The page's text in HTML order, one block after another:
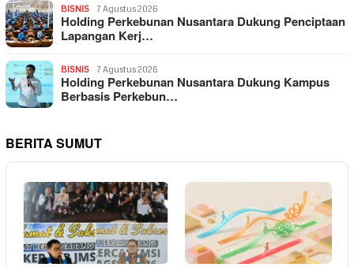
BISNIS 7 Agustus 2026
Holding Perkebunan Nusantara Dukung Penciptaan
Lapangan Kerj…
BISNIS 7 Agustus 2026
Holding Perkebunan Nusantara Dukung Kampus
Berbasis Perkebun…
BERITA SUMUT